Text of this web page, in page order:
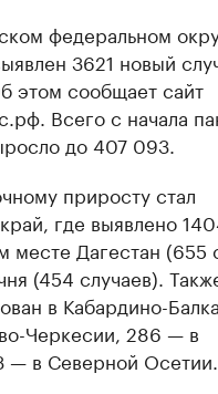
федеральном
3621 новый
этом сообщает сайт
Всего с начала
до 407 093.
приросту стал
где выявлено
месте Дагестан (655
(454 случаев).
в Кабардино-
Черкесии, 286 — в
— в Северной Осетии.